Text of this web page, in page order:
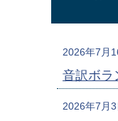
2026年7月
音訳ボラ
2026年7月3